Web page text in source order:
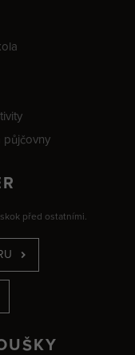
půjčovny
před ostatními.